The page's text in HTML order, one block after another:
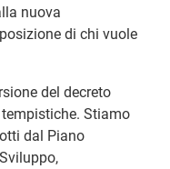
nuova
di chi vuole
del decreto
Stiamo
dal Piano